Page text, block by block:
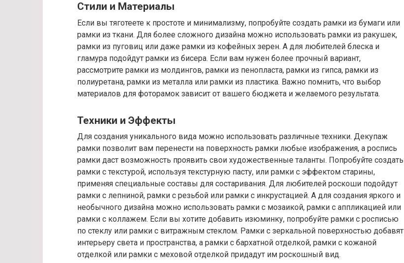
Стили и Материалы
Если вы тяготеете к простоте и минимализму, попробуйте создать рамки из бумаги или
рамки из ткани. Для более сложного дизайна можно использовать рамки из ракушек,
рамки из пуговиц или даже рамки из кофейных зерен. А для любителей блеска и
гламура подойдут рамки из бисера. Если вам нужен более прочный вариант,
рассмотрите рамки из молдингов, рамки из пенопласта, рамки из гипса, рамки из
полиуретана, рамки из металла или рамки из пластика. Важно помнить, что выбор
материалов для фоторамок зависит от вашего бюджета и желаемого результата.
Техники и Эффекты
Для создания уникального вида можно использовать различные техники. Декупаж
рамки позволит вам перенести на поверхность рамки любые изображения, а роспись
рамки даст возможность проявить свои художественные таланты. Попробуйте создать
рамки с текстурой, используя текстурную пасту, или рамки с эффектом старины,
применяя специальные составы для состаривания. Для любителей роскоши подойдут
рамки с лепниной, рамки с резьбой или рамки с инкрустацией. А для создания яркого и
необычного дизайна можно использовать рамки с мозаикой, рамки с аппликацией или
рамки с коллажем. Если вы хотите добавить изюминку, попробуйте рамки с росписью
по стеклу или рамки с витражным стеклом. Рамки с зеркальной поверхностью добавят
интерьеру света и пространства, а рамки с бархатной отделкой, рамки с кожаной
отделкой или рамки с меховой отделкой придадут им роскошный вид.